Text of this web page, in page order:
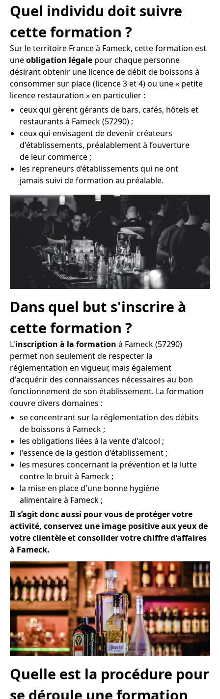
Quel individu doit suivre
cette formation ?
Sur le territoire France à Fameck, cette formation est
uneobligation légale pour chaque personne
désirant obtenir une licence de débit de boissons à
consommer sur place (licence 3 et 4) ou une « petite
licence restauration » en particulier :
ceux qui gèrent gérants de bars, cafés, hôtels et
restaurants à Fameck (57290) ;
ceux qui envisagent de devenir créateurs
d'établissements, préalablement à l’ouverture
de leur commerce ;
les repreneurs d’établissements qui ne ont
jamais suivi de formation au préalable.
Dans quel but s'inscrire à
cette formation ?
L'inscription à la formation à Fameck (57290)
permet non seulement de respecter la
réglementation en vigueur, mais également
d'acquérir des connaissances nécessaires au bon
fonctionnement de son établissement. La formation
couvre divers domaines :
se concentrant sur la réglementation des débits
de boissons à Fameck ;
les obligations liées à la vente d'alcool ;
l'essence de la gestion d'établissement ;
les mesures concernant la prévention et la lutte
contre le bruit à Fameck ;
la mise en place d'une bonne hygiène
alimentaire à Fameck ;
Il s’agit donc aussi pour vous de protéger votre
activité, conservez une image positive aux yeux de
votre clientèle et consolider votre chiffre d'affaires
à Fameck.
Quelle est la procédure pour
se déroule une formation